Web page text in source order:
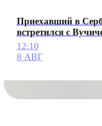
Приехавший в
встретился с
12:10
8 АВГ